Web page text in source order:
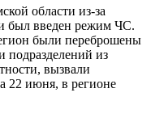
области из-за
был введен режим ЧС.
были переброшены
подразделений из
вызвали
22 июня, в регионе